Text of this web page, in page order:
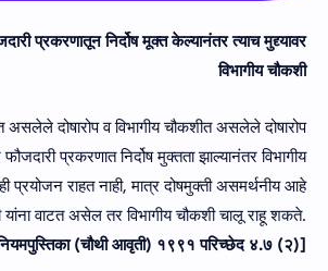
प्रकरणातून निर्दोष मूक्त केल्यानंतर त्याच मुद्द्यावर
विभागीय चौकशी
असलेले दोषारोप व विभागीय चौकशीत असलेले दोषारोप
प्रकरणात निर्दोष मुक्तता झाल्यानंतर विभागीय
प्रयोजन राहत नाही, मात्र दोषमुक्ती असमर्थनीय आहे
यांना वाटत असेल तर विभागीय चौकशी चालू राहू शकते.
नियमपुस्तिका (चौथी आवृती) १९९१ परिच्छेद ४.७ (२)]